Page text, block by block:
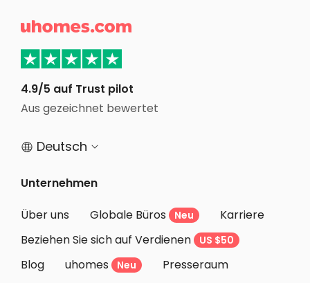
Studentenunterkunft London
Studentenunterkunft Trentham
Studentenunterkunft Newcastle United

4.9/5 auf Trust pilot
Aus gezeichnet bewertet
 Deutsch 
Unternehmen
Über uns
Globale Büros Neu
Karriere
Beziehen Sie sich auf Verdienen
US $50
Blog uhomes Neu Presseraum